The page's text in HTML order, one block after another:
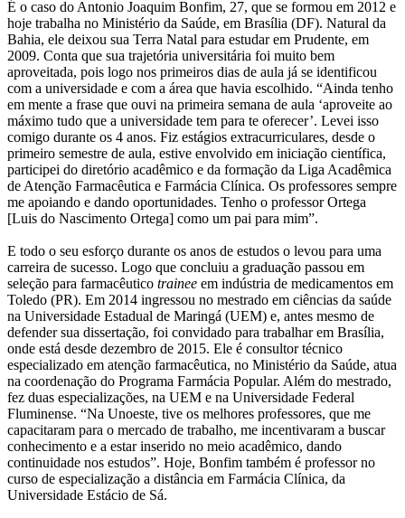
É o caso do Antonio Joaquim Bonfim, 27, que se formou em 2012 e
hoje trabalha no Ministério da Saúde, em Brasília (DF). Natural da
Bahia, ele deixou sua Terra Natal para estudar em Prudente, em
2009. Conta que sua trajetória universitária foi muito bem
aproveitada, pois logo nos primeiros dias de aula já se identificou
com a universidade e com a área que havia escolhido. “Ainda tenho
em mente a frase que ouvi na primeira semana de aula ‘aproveite ao
máximo tudo que a universidade tem para te oferecer’. Levei isso
comigo durante os 4 anos. Fiz estágios extracurriculares, desde o
primeiro semestre de aula, estive envolvido em iniciação científica,
participei do diretório acadêmico e da formação da Liga Acadêmica
de Atenção Farmacêutica e Farmácia Clínica. Os professores sempre
me apoiando e dando oportunidades. Tenho o professor Ortega
[Luis do Nascimento Ortega] como um pai para mim”.
E todo o seu esforço durante os anos de estudos o levou para uma
carreira de sucesso. Logo que concluiu a graduação passou em
seleção para farmacêutico trainee em indústria de medicamentos em
Toledo (PR). Em 2014 ingressou no mestrado em ciências da saúde
na Universidade Estadual de Maringá (UEM) e, antes mesmo de
defender sua dissertação, foi convidado para trabalhar em Brasília,
onde está desde dezembro de 2015. Ele é consultor técnico
especializado em atenção farmacêutica, no Ministério da Saúde, atua
na coordenação do Programa Farmácia Popular. Além do mestrado,
fez duas especializações, na UEM e na Universidade Federal
Fluminense. “Na Unoeste, tive os melhores professores, que me
capacitaram para o mercado de trabalho, me incentivaram a buscar
conhecimento e a estar inserido no meio acadêmico, dando
continuidade nos estudos”. Hoje, Bonfim também é professor no
curso de especialização a distância em Farmácia Clínica, da
Universidade Estácio de Sá.